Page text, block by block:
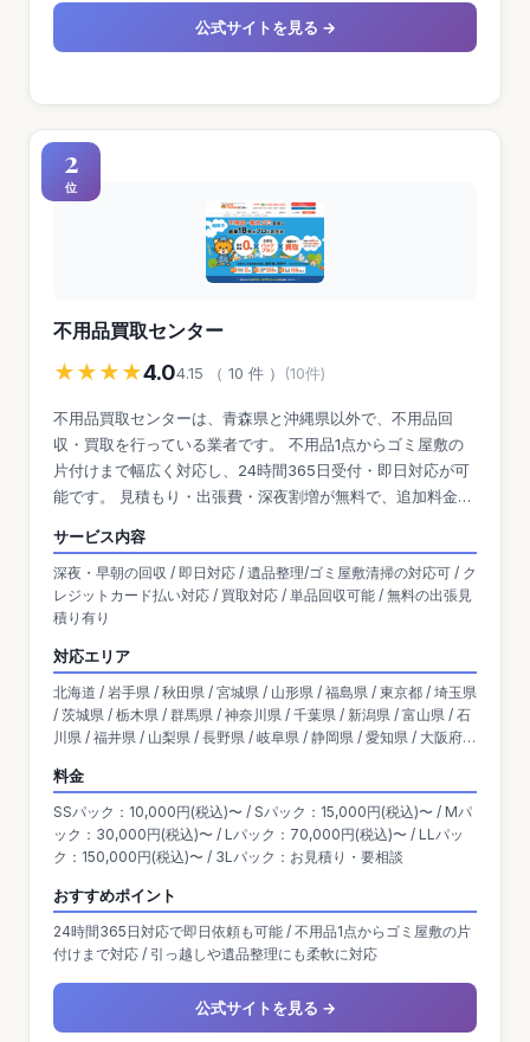
公式サイトを見る →
2
位
不用品買取センター
★★★★4.04.15 （ 10 件 ） (10件)
不用品買取センターは、青森県と沖縄県以外で、不用品回
収・買取を行っている業者です。 不用品1点からゴミ屋敷の
片付けまで幅広く対応し、24時間365日受付・即日対応が可
能です。 見積もり・出張費・深夜割増が無料で、追加料金の
越しや遺品整理、急な片付けなどにも迅速に対応していま
す。
サービス内容
深夜・早朝の回収 / 即日対応 / 遺品整理/ゴミ屋敷清掃の対応可 / ク
レジットカード払い対応 / 買取対応 / 単品回収可能 / 無料の出張見
積り有り
対応エリア
北海道 / 岩手県 / 秋田県 / 宮城県 / 山形県 / 福島県 / 東京都 / 埼玉県
/ 茨城県 / 栃木県 / 群馬県 / 神奈川県 / 千葉県 / 新潟県 / 富山県 / 石
川県 / 福井県 / 山梨県 / 長野県 / 岐阜県 / 静岡県 / 愛知県 / 大阪府 /
県 / 島根県 / 鳥取県 / 山口県 / 香川県 / 愛媛県 / 高知県 / 徳島県 / 熊
本県 / 宮崎県 / 佐賀県 / 福岡県 / 鹿児島県 / 沖縄県 / 大分県 / 長崎県
料金
SSパック：10,000円(税込)〜 / Sパック：15,000円(税込)〜 / Mパ
ック：30,000円(税込)〜 / Lパック：70,000円(税込)〜 / LLパッ
ク：150,000円(税込)〜 / 3Lパック：お見積り・要相談
おすすめポイント
24時間365日対応で即日依頼も可能 / 不用品1点からゴミ屋敷の片
付けまで対応 / 引っ越しや遺品整理にも柔軟に対応
公式サイトを見る →